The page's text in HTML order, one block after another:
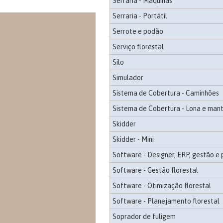
Serraria - Portátil
Serrote e podão
Serviço florestal
Silo
Simulador
Sistema de Cobertura - Caminhões
Sistema de Cobertura - Lona e
Skidder
Skidder - Mini
Software - Designer, ERP, gestão e
Software - Gestão florestal
Software - Otimização florestal
Software - Planejamento florestal
Soprador de fuligem